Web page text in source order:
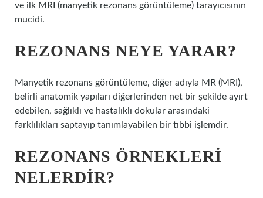
ve ilk MRI (manyetik rezonans görüntüleme) tarayıcısının
mucidi.
REZONANS NEYE YARAR?
Manyetik rezonans görüntüleme, diğer adıyla MR (MRI),
belirli anatomik yapıları diğerlerinden net bir şekilde ayırt
edebilen, sağlıklı ve hastalıklı dokular arasındaki
farklılıkları saptayıp tanımlayabilen bir tıbbi işlemdir.
REZONANS ÖRNEKLERI
NELERDIR?